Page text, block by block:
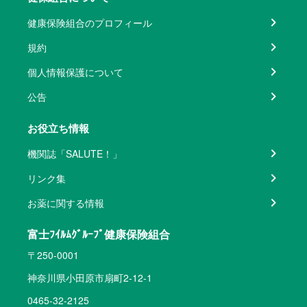
健康保険組合のプロフィール
規約
個人情報保護について
公告
お役立ち情報
機関誌「SALUTE！」
リンク集
お薬に関する情報
富士ﾌｲﾙﾑｸﾞﾙｰﾌﾟ健康保険組合
〒250-0001
神奈川県小田原市扇町2-12-1
0465-32-2125